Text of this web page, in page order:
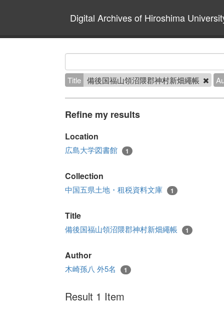
Digital Archives of Hiroshima
Title 備後国福山領沼隈郡神村新畑繩帳
Refine my results
Location
広島大学図書館 1
Collection
中国五県土地・租税資料文庫 1
Title
備後国福山領沼隈郡神村新畑繩帳 1
Author
木崎孫八 外5名 1
Result 1 Item